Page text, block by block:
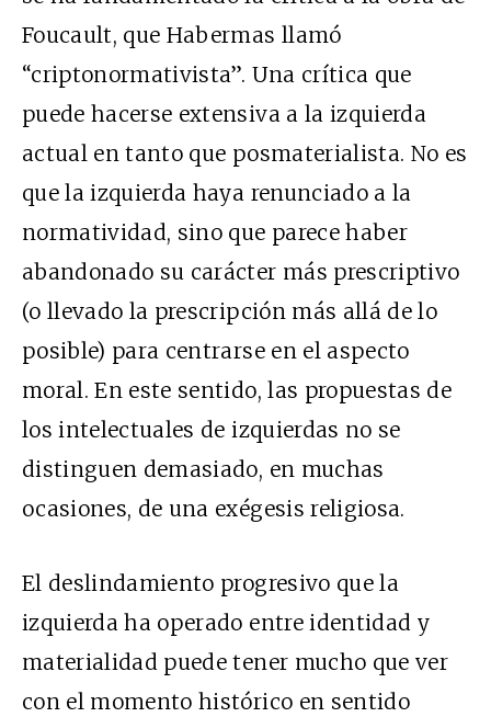
Foucault, que Habermas llamó
“criptonormativista”. Una crítica que
puede hacerse extensiva a la izquierda
actual en tanto que posmaterialista. No es
que la izquierda haya renunciado a la
normatividad, sino que parece haber
abandonado su carácter más prescriptivo
(o llevado la prescripción más allá de lo
posible) para centrarse en el aspecto
moral. En este sentido, las propuestas de
los intelectuales de izquierdas no se
distinguen demasiado, en muchas
ocasiones, de una exégesis religiosa.
El deslindamiento progresivo que la
izquierda ha operado entre identidad y
materialidad puede tener mucho que ver
con el momento histórico en sentido